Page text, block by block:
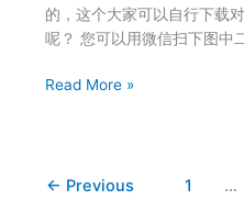
佣
联
适
的，这个大家可以自行下载
呢？ 您可以用微信扫下图中
怎
多
Read More »
← Previous 1 …